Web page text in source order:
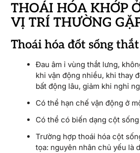
THOÁI HÓA KHỚP
VỊ TRÍ THƯỜNG
Thoái hóa đốt sống
Đau âm ỉ vùng thắt lưng,
khi vận động nhiều, khi thay
bất động lâu, giảm khi nghỉ
Có thể hạn chế vận động ở
Có thể có biến dạng cột
Trường hợp thoái hóa cột
tọa: nguyên nhân chủ yếu là